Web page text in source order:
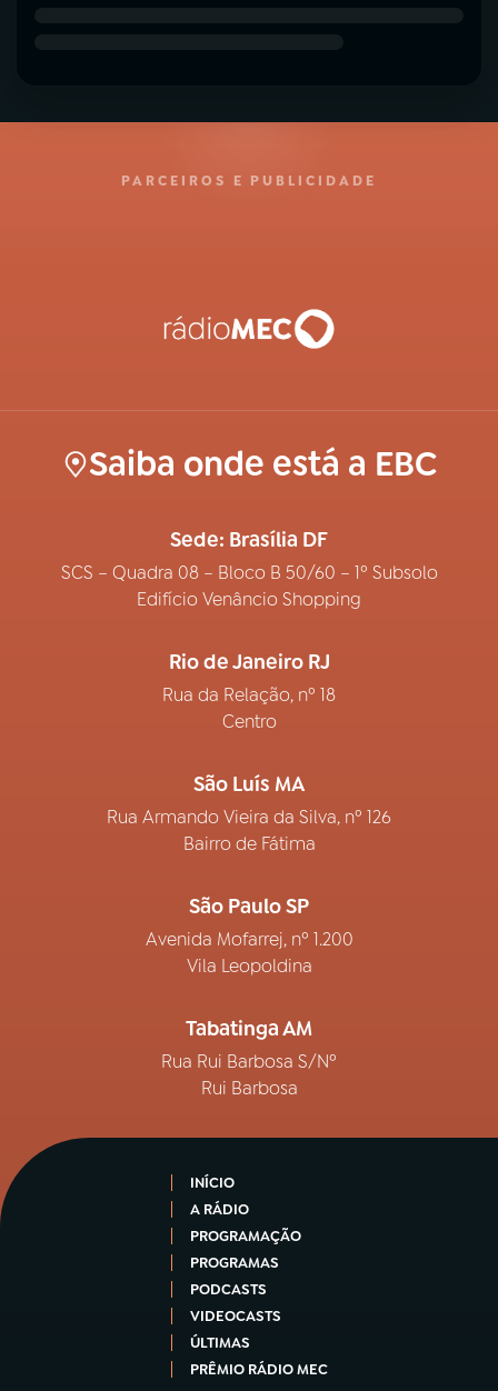
PARCEIROS E PUBLICIDADE
Saiba onde está a EBC
Sede: Brasília DF
SCS – Quadra 08 – Bloco B 50/60 – 1º Subsolo
Edifício Venâncio Shopping
Rio de Janeiro RJ
Rua da Relação, nº 18
Centro
São Luís MA
Rua Armando Vieira da Silva, nº 126
Bairro de Fátima
São Paulo SP
Avenida Mofarrej, nº 1.200
Vila Leopoldina
Tabatinga AM
Rua Rui Barbosa S/Nº
Rui Barbosa
INÍCIO
A RÁDIO
PROGRAMAÇÃO
PROGRAMAS
PODCASTS
VIDEOCASTS
ÚLTIMAS
PRÊMIO RÁDIO MEC